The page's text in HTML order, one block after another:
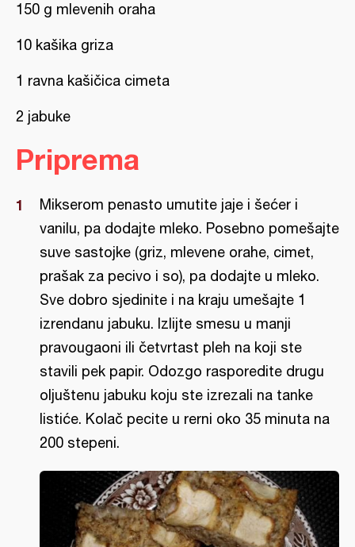
150 g mlevenih oraha
10 kašika griza
1 ravna kašičica cimeta
2 jabuke
Priprema
Mikserom penasto umutite jaje i šećer i
vanilu, pa dodajte mleko. Posebno pomešajte
suve sastojke (griz, mlevene orahe, cimet,
prašak za pecivo i so), pa dodajte u mleko.
Sve dobro sjedinite i na kraju umešajte 1
izrendanu jabuku. Izlijte smesu u manji
pravougaoni ili četvrtast pleh na koji ste
stavili pek papir. Odozgo rasporedite drugu
oljuštenu jabuku koju ste izrezali na tanke
listiće. Kolač pecite u rerni oko 35 minuta na
200 stepeni.